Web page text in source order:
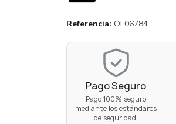
Referencia OL06784
Pago Seguro
Pago 100% seguro
mediante los estándares
de seguridad.